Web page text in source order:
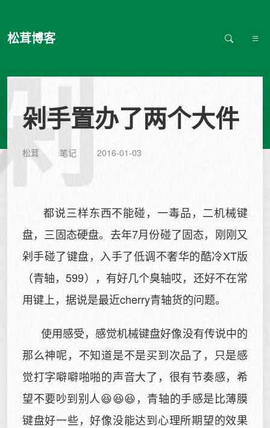
松茸博客
剁手置办了两个大件
松茸 笔记 2016-01-03
都说三样东西不能碰，一毒品，二机械键
盘，三固态硬盘。去年7月份碰了固态，刚刚又
剁手碰了键盘，入手了低调不奢华的酷冷XT版
（青轴，599），有好几个臭轴哎，还好不在常
用键上，据说是最近cherry青轴货的问题。
使用感受，感觉机械键盘好像没有传说中的
那么神呢，不知道是不是买到次品了，只是感
觉打字噼噼啪啪的声音大了，很有节奏感，希
望不要吵到别人😆😆😆，青轴的手感是比薄膜
键盘好一些，好像没能达到心理所期望的效果